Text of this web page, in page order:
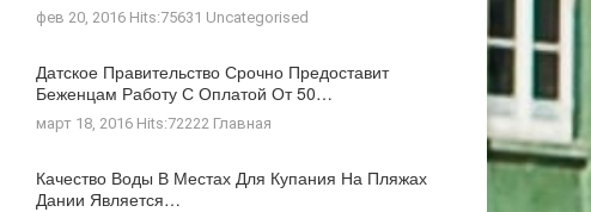
фев 20, 2016 Hits:75631 Uncategorised
Датское Правительство Срочно Предоставит
Беженцам Работу С Оплатой От 50…
март 18, 2016 Hits:72222 Главная
Качество Воды В Местах Для Купания На Пляжах
Дании Является…